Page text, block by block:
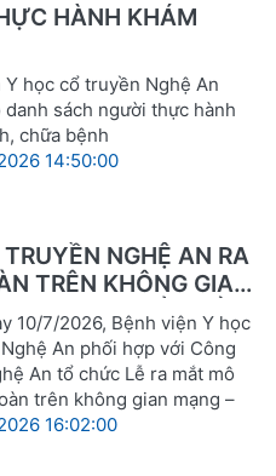
HÀNH KHÁM
Y học cổ truyền Nghệ An
danh sách người thực hành
chữa bệnh
14:50:00
NGHỆ AN RA
TRÊN KHÔNG GIAN
CHUYỂN ĐỔI
10/7/2026, Bệnh viện Y học
An phối hợp với Công
An tổ chức Lễ ra mắt mô
trên không gian mạng –
16:02:00